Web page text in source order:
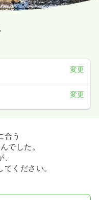
変更
変更
合う
でした。
ください。